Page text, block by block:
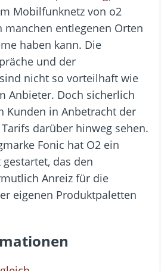
Mobilfunknetz von o2
manchen entlegenen Orten
haben kann. Die
und der
nicht so vorteilhaft wie
Anbieter. Doch sicherlich
Kunden in Anbetracht der
darüber hinweg sehen.
Fonic hat O2 ein
das den
Anreiz für die
eigenen Produktpaletten